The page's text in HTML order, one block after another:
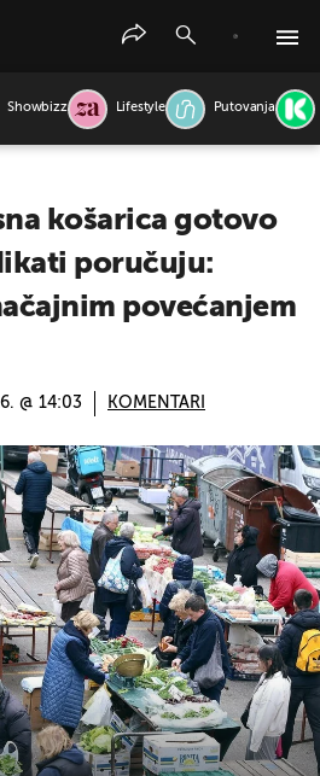
Showbizz Lifestyle Putovanja
košarica gotovo
poručuju:
povećanjem
@ 14:03 KOMENTARI